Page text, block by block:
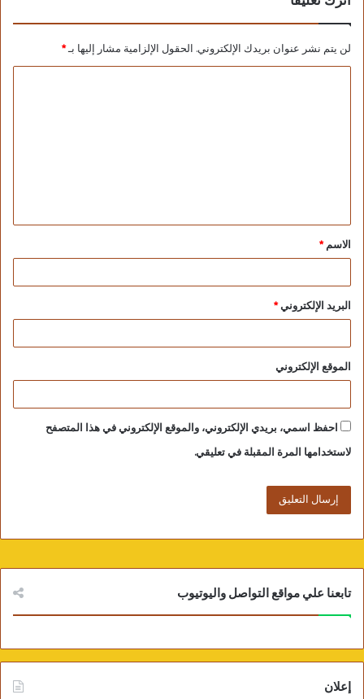
لن يتم نشر عنوان بريدك الإلكتروني. الحقول الإلزامية مشار إليها بـ*
الاسم*
البريد الإلكتروني*
الموقع الإلكتروني
احفظ اسمي، بريدي الإلكتروني، والموقع الإلكتروني في هذا المتصفح
لاستخدامها المرة المقبلة في تعليقي.
تابعنا علي مواقع التواصل واليوتيوب
إعلان